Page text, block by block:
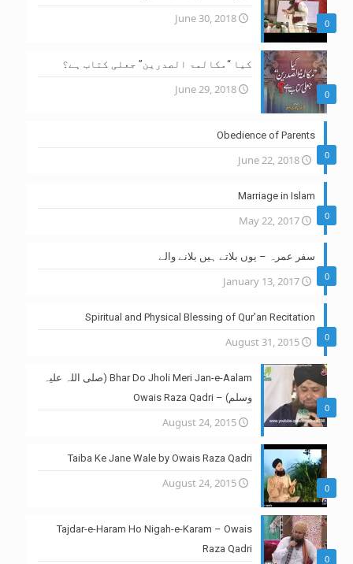
0
June 30, 2018
0
کیا “مکالمۃ الصدرین” جعلی کتاب ہے؟
June 29, 2018
0
Obedience of Parents
June 22, 2018
0
Marriage in Islam
May 22, 2017
0
سفر عمرہ – یوں بلاتے ہیں بلانے والے
January 13, 2017
0
Spiritual and Physical Blessing of Qur’an Recitation
August 31, 2015
0
Bhar Do Jholi Meri Jan-e-Aalam (صلی اللہ علیہ
وسلم) – Owais Raza Qadri
August 24, 2015
0
Taiba Ke Jane Wale by Owais Raza Qadri
August 24, 2015
0
Tajdar-e-Haram Ho Nigah-e-Karam – Owais
Raza Qadri